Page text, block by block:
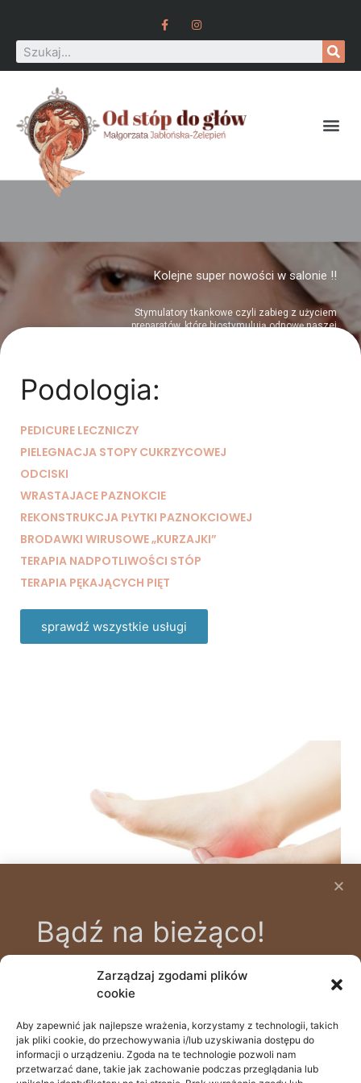
Zarządzaj zgodami plików
cookie
Aby zapewnić jak najlepsze wrażenia, korzystamy z technologii, takich
jak pliki cookie, do przechowywania i/lub uzyskiwania dostępu do
informacji o urządzeniu. Zgoda na te technologie pozwoli nam
przetwarzać dane, takie jak zachowanie podczas przeglądania lub
Kolejne super nowości w salonie !!
Stymulatory tkankowe czyli zabieg z użyciem
preparatów, które biostymulują odnowę naszej
Podologia:
PEDICURE LECZNICZY
PIELEGNACJA STOPY CUKRZYCOWEJ
ODCISKI
WRASTAJACE PAZNOKCIE
REKONSTRUKCJA PŁYTKI PAZNOKCIOWEJ
BRODAWKI WIRUSOWE „KURZAJKI”
TERAPIA NADPOTLIWOŚCI STÓP
TERAPIA PĘKAJĄCYCH PIĘT
sprawdź wszystkie usługi
505 111 690
Batalionów Chłopskich 39a, 70-764 Szczecin
recepcja@odstopdoglow.com
Bądź na bieżąco!
Zapisz się na bezpłatny newsletter, aby
być na bieżąco z nowinkami i poradami
zdrowotnymi, prowadzonymi przez
naszych specjalistów.